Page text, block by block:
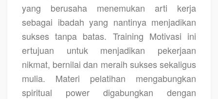
yang berusaha menemukan arti kerja
sebagai ibadah yang nantinya menjadikan
sukses tanpa batas. Training Motivasi ini
ertujuan untuk menjadikan pekerjaan
nikmat, bernilai dan meraih sukses sekaligus
mulia. Materi pelatihan mengabungkan
spiritual power digabungkan dengan